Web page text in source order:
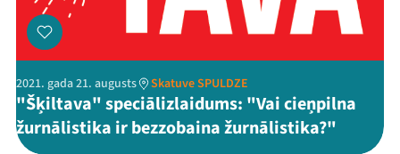
2021. gada 21. augusts Skatuve SPULDZE
"Šķiltava" speciālizlaidums: "Vai cieņpilna
žurnālistika ir bezzobaina žurnālistika?"